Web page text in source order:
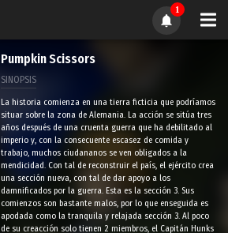
1
Pumpkin Scissors
SINOPSIS
La historia comienza en una tierra ficticia que podríamos
situar sobre la zona de Alemania. La acción se sitúa tres
años después de una cruenta guerra que ha debilitado al
imperio y, con la consecuente escasez de comida y
trabajo, muchos ciudananos se ven obligados a la
mendicidad. Con tal de reconstruir el país, el ejército crea
una sección nueva, con tal de dar apoyo a los
damnificados por la guerra. Esta es la sección 3. Sus
comienzos son bastante malos, por lo que enseguida es
apodada como la tranquila y relajada sección 3. Al poco
de su creacción solo tienen 2 miembros, el Capitán Hunks